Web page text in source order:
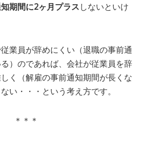
期間に2ヶ月プラスしないといけ
業員が辞めにくい（退職の事前通
）のであれば、会社が従業員を辞
く（解雇の事前通知期間が長くな
い・・・という考え方です。
＊＊＊